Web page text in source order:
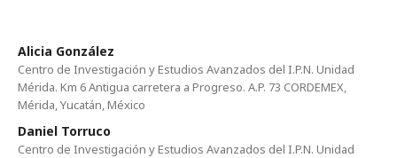
Alicia González
Centro de Investigación y Estudios Avanzados del I.P.N. Unidad
Mérida. Km 6 Antigua carretera a Progreso. A.P. 73 CORDEMEX,
Mérida, Yucatán, México
Daniel Torruco
Centro de Investigación y Estudios Avanzados del I.P.N. Unidad